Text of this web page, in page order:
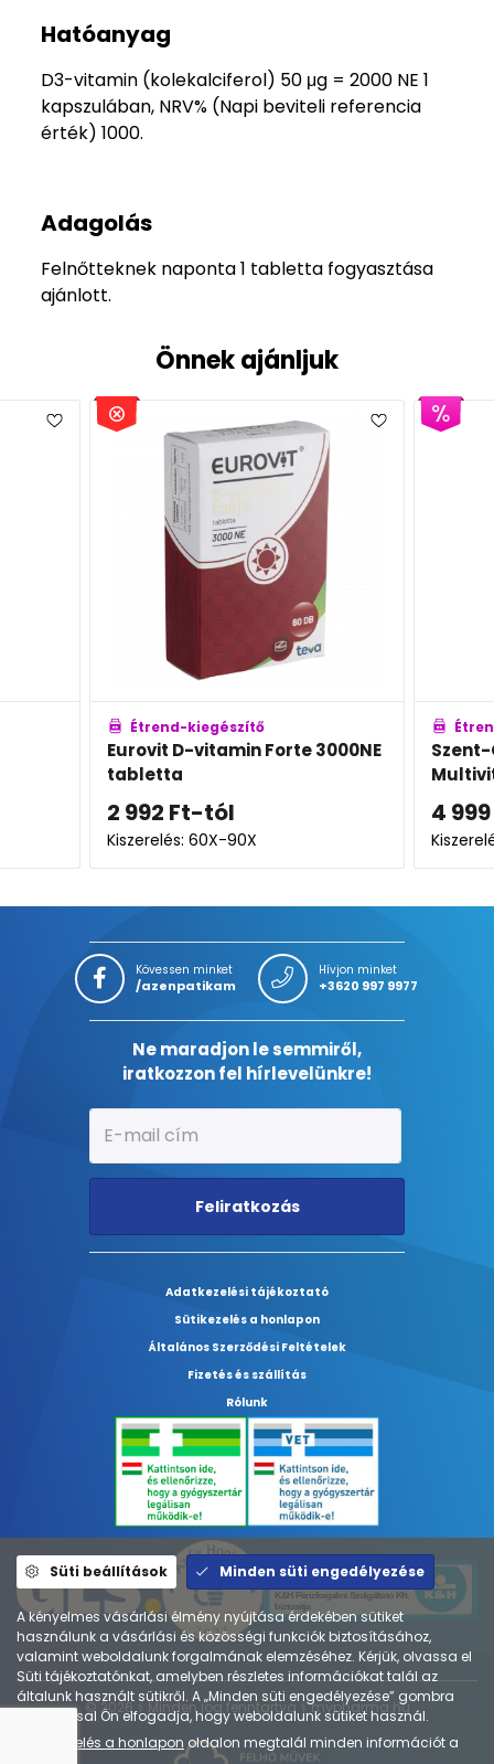
Hatóanyag
D3-vitamin (kolekalciferol) 50 μg = 2000 NE 1
kapszulában, NRV% (Napi beviteli referencia
érték) 1000.
Adagolás
Felnőtteknek naponta 1 tabletta fogyasztása
ajánlott.
Önnek ajánljuk
Étrend-kiegészítő
Eurovit D-vitamin Forte 3000NE
tabletta
2 992 Ft-tól
Kiszerelés: 60X-90X
4 999
Kövessen minket
/azenpatikam
Hívjon minket
+3620 997 9977
Ne maradjon le semmiről,
iratkozzon fel hírlevelünkre!
Feliratkozás
Adatkezelési tájékoztató
Sütikezelés a honlapon
Általános Szerződési Feltételek
Fizetés és szállítás
Rólunk
© 2026 ⚕︎ Minden jog fenntartva ⚕︎ mypharma.hu
Süti beállítások Minden süti engedélyezése
A kényelmes vásárlási élmény nyújtása érdekében sütiket
használunk a vásárlási és közösségi funkciók biztosításához,
valamint weboldalunk forgalmának elemzéséhez. Kérjük, olvassa el
Süti tájékoztatónkat, amelyben részletes információkat talál az
általunk használt sütikről. A „Minden süti engedélyezése” gombra
kattintással Ön elfogadja, hogy weboldalunk sütiket használ.
Sütikezelés a honlapon oldalon megtalál minden információt a